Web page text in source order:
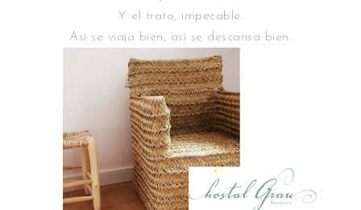
Y el trato, impecable.
Así se viaja bien, así se descansa bien.